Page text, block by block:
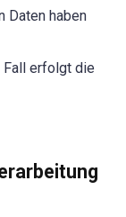
Daten haben
Fall erfolgt die